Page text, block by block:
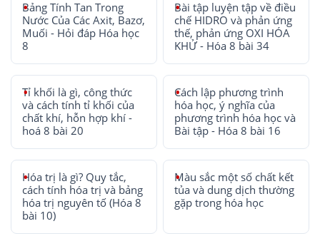
Bảng Tính Tan Trong
Nước Của Các Axit, Bazơ,
Muối - Hỏi đáp Hóa học
8
Bài tập luyện tập về điều
chế HIDRO và phản ứng
thế, phản ứng OXI HÓA
KHỬ - Hóa 8 bài 34
Tỉ khối là gì, công thức
và cách tính tỉ khối của
chất khí, hỗn hợp khí -
hoá 8 bài 20
Cách lập phương trình
hóa học, ý nghĩa của
phương trình hóa học và
Bài tập - Hóa 8 bài 16
Hóa trị là gì? Quy tắc,
cách tính hóa trị và bảng
hóa trị nguyên tố (Hóa 8
bài 10)
Màu sắc một số chất kết
tủa và dung dịch thường
gặp trong hóa học